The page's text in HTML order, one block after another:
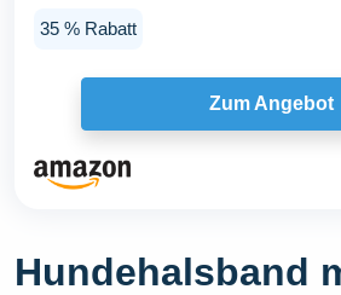
35 % Rabatt
Zum Angebot
Hundehalsband